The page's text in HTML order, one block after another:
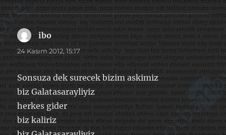
ibodedi
ki:
24 Kasım 2012, 15:17
Sonsuza dek surecek bizim askimiz
biz Galatasarayliyiz
herkes gider
biz kaliriz